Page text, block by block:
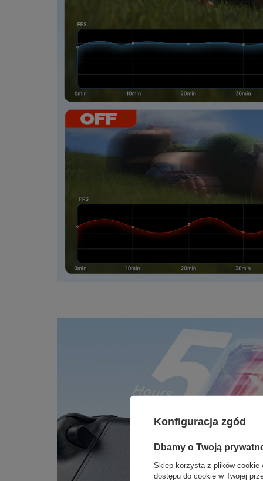
Konfiguracja zgód
Dbamy o Twoją
Sklep korzysta z plików cookie
dostępu do cookie w Twojej